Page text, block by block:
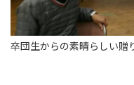
卒団生からの素晴らしい贈